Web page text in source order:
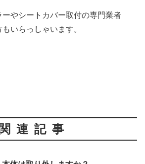
やシートカバー取付の専門業者
いらっしゃいます。
関連記事